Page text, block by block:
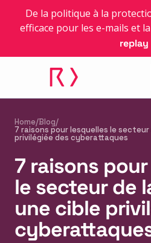
De la politique à la
efficace pour les e-mails et
replay
Home/Blog/
7 raisons pour lesquelles le
privilégiée des cyberattaques
7 raisons
le secteur de
une cible